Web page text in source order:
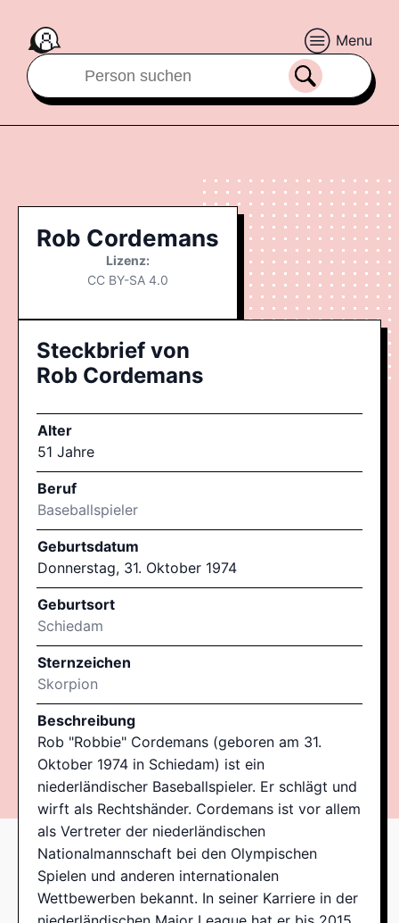
Menu
Rob Cordemans
Lizenz:
CC BY-SA 4.0
Steckbrief von
Rob Cordemans
Alter
51 Jahre
Beruf
Baseballspieler
Geburtsdatum
Donnerstag, 31. Oktober 1974
Geburtsort
Schiedam
Sternzeichen
Skorpion
Beschreibung
Rob "Robbie" Cordemans (geboren am 31.
Oktober 1974 in Schiedam) ist ein
niederländischer Baseballspieler. Er schlägt und
wirft als Rechtshänder. Cordemans ist vor allem
als Vertreter der niederländischen
Nationalmannschaft bei den Olympischen
Spielen und anderen internationalen
Wettbewerben bekannt. In seiner Karriere in der